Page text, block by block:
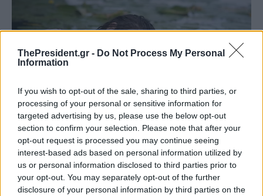
ThePresident.gr - Do Not Process My Personal
Information
If you wish to opt-out of the sale, sharing to third parties, or
processing of your personal or sensitive information for
targeted advertising by us, please use the below opt-out
section to confirm your selection. Please note that after your
opt-out request is processed you may continue seeing
interest-based ads based on personal information utilized by
us or personal information disclosed to third parties prior to
your opt-out. You may separately opt-out of the further
disclosure of your personal information by third parties on the